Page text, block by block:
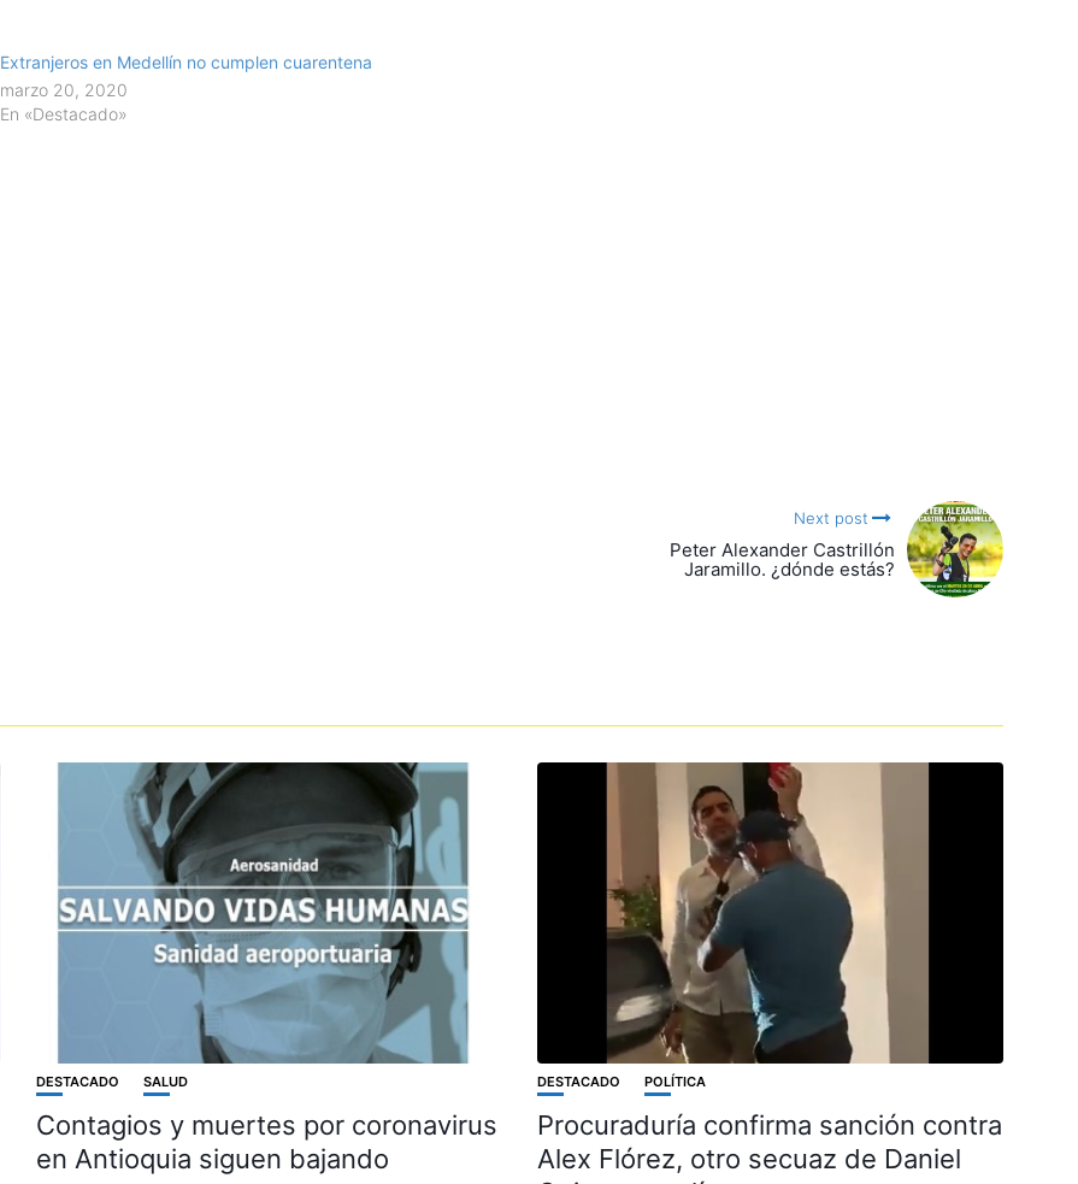
Extranjeros en Medellín no cumplen cuarentena
marzo 20, 2020
En «Destacado»
Next post
Peter Alexander Castrillón
Jaramillo. ¿dónde estás?
DESTACADO SALUD
Contagios y muertes por coronavirus
en Antioquia siguen bajando
DESTACADO POLÍTICA
Procuraduría confirma sanción contra
Alex Flórez, otro secuaz de Daniel